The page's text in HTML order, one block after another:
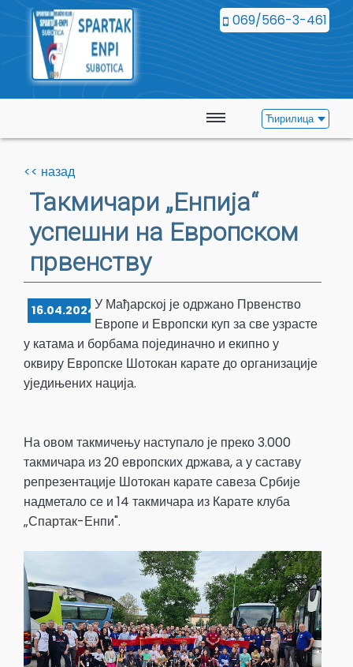
069/566-3-461
Ћирилица
Вести
Календар
Галерија
Контакт
<< назад
Такмичари „Енпија“
успешни на Европском
првенству
16.04.2024.У Мађарској је одржано Првенство
Европе и Европски куп за све узрасте
у катама и борбама појединачно и екипно у
оквиру Европске Шотокан карате до организације
уједињених нација.
На овом такмичењу наступало је преко 3.000
такмичара из 20 европских држава, а у саставу
репрезентације Шотокан карате савеза Србије
надметало се и 14 такмичара из Карате клуба
„Спартак-Енпи".